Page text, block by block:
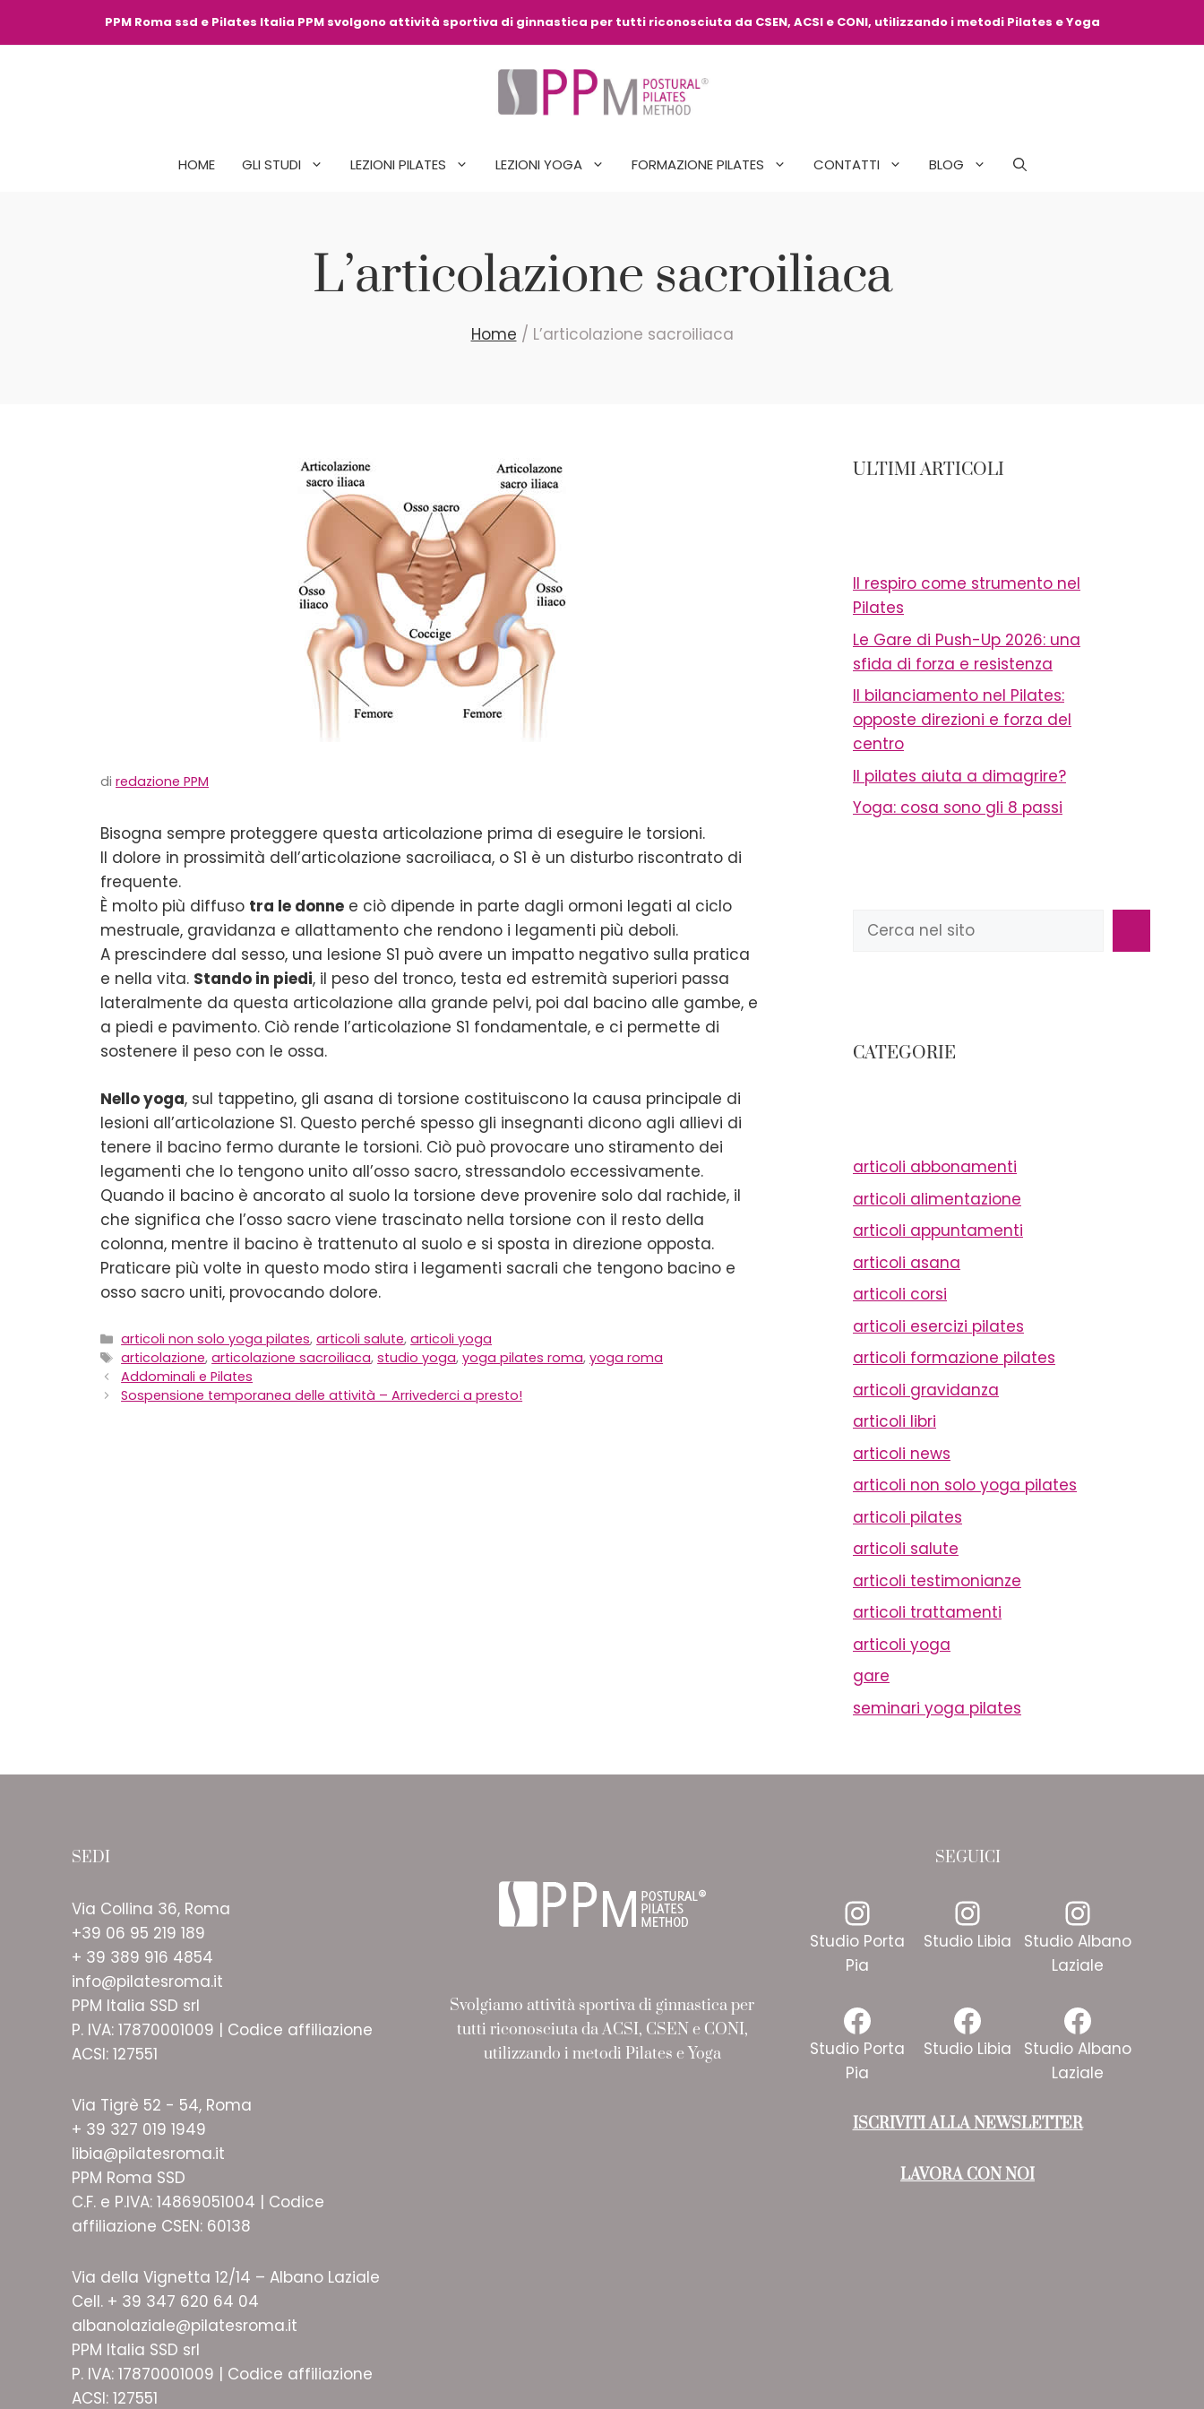
PPM Roma ssd e Pilates Italia PPM svolgono attività sportiva di ginnastica per tutti riconosciuta da CSEN, ACSI e CONI, utilizzando i metodi Pilates e Yoga
HOME GLI STUDI LEZIONI PILATES LEZIONI YOGA FORMAZIONE PILATES CONTATTI BLOG
L’articolazione sacroiliaca
Home / L’articolazione sacroiliaca
di redazione PPM
Bisogna sempre proteggere questa articolazione prima di eseguire le torsioni.
Il dolore in prossimità dell’articolazione sacroiliaca, o S1 è un disturbo riscontrato di
frequente.
È molto più diffuso tra le donne e ciò dipende in parte dagli ormoni legati al ciclo
mestruale, gravidanza e allattamento che rendono i legamenti più deboli.
A prescindere dal sesso, una lesione S1 può avere un impatto negativo sulla pratica
e nella vita. Stando in piedi, il peso del tronco, testa ed estremità superiori passa
lateralmente da questa articolazione alla grande pelvi, poi dal bacino alle gambe, e
a piedi e pavimento. Ciò rende l’articolazione S1 fondamentale, e ci permette di
sostenere il peso con le ossa.
Nello yoga, sul tappetino, gli asana di torsione costituiscono la causa principale di
lesioni all’articolazione S1. Questo perché spesso gli insegnanti dicono agli allievi di
tenere il bacino fermo durante le torsioni. Ciò può provocare uno stiramento dei
legamenti che lo tengono unito all’osso sacro, stressandolo eccessivamente.
Quando il bacino è ancorato al suolo la torsione deve provenire solo dal rachide, il
che significa che l’osso sacro viene trascinato nella torsione con il resto della
colonna, mentre il bacino è trattenuto al suolo e si sposta in direzione opposta.
Praticare più volte in questo modo stira i legamenti sacrali che tengono bacino e
osso sacro uniti, provocando dolore.
Categorie
articoli non solo yoga pilates,articoli salute,articoli yoga
Tag
articolazione,articolazione sacroiliaca,studio yoga,yoga pilates roma,yoga roma
Addominali e Pilates
Sospensione temporanea delle attività – Arrivederci a presto!
ULTIMI ARTICOLI
Il respiro come strumento nel
Pilates
Le Gare di Push-Up 2026: una
sfida di forza e resistenza
Il bilanciamento nel Pilates:
opposte direzioni e forza del
centro
Il pilates aiuta a dimagrire?
Yoga: cosa sono gli 8 passi
Cerca
CATEGORIE
articoli abbonamenti
articoli alimentazione
articoli appuntamenti
articoli asana
articoli corsi
articoli esercizi pilates
articoli formazione pilates
articoli gravidanza
articoli libri
articoli news
articoli non solo yoga pilates
articoli pilates
articoli salute
articoli testimonianze
articoli trattamenti
articoli yoga
gare
seminari yoga pilates
SEDI
Via Collina 36, Roma
+39 06 95 219 189
+ 39 389 916 4854
info@pilatesroma.it
PPM Italia SSD srl
P. IVA: 17870001009 | Codice affiliazione
ACSI: 127551
Via Tigrè 52 - 54, Roma
+ 39 327 019 1949
libia@pilatesroma.it
PPM Roma SSD
C.F. e P.IVA: 14869051004 | Codice
affiliazione CSEN: 60138
Via della Vignetta 12/14 – Albano Laziale
Cell. + 39 347 620 64 04
albanolaziale@pilatesroma.it
PPM Italia SSD srl
P. IVA: 17870001009 | Codice affiliazione
ACSI: 127551
Svolgiamo attività sportiva di ginnastica per
tutti riconosciuta da ACSI, CSEN e CONI,
utilizzando i metodi Pilates e Yoga
SEGUICI
Instagram
Studio Porta
Pia
Instagram
Studio Libia
Studio Albano
Laziale
Facebook
Studio Porta
Pia
Facebook
Studio Libia
Studio Albano
Laziale
ISCRIVITI ALLA NEWSLETTER
LAVORA CON NOI